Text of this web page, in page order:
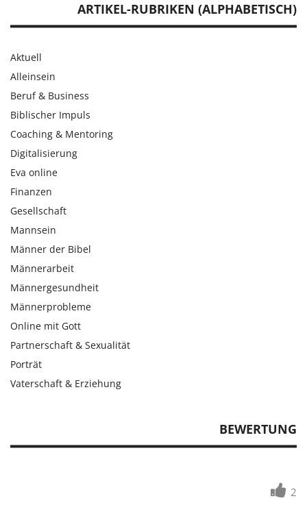
ARTIKEL-RUBRIKEN (ALPHABETISCH)
Aktuell
Alleinsein
Beruf & Business
Biblischer Impuls
Coaching & Mentoring
Digitalisierung
Eva online
Finanzen
Gesellschaft
Mannsein
Männer der Bibel
Männerarbeit
Männergesundheit
Männerprobleme
Online mit Gott
Partnerschaft & Sexualität
Porträt
Vaterschaft & Erziehung
BEWERTUNG
2